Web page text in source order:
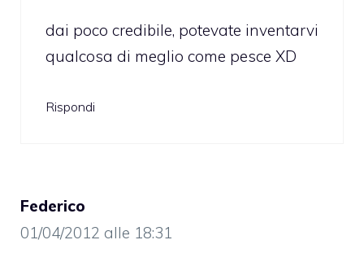
dai poco credibile, potevate inventarvi
qualcosa di meglio come pesce XD
Rispondi
Federico
01/04/2012 alle 18:31